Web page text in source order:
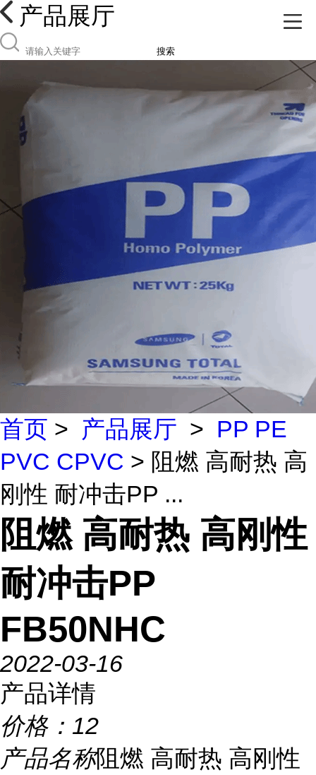
产品展厅
搜索
首页 > 产品展厅 > PP PE
PVC CPVC > 阻燃 高耐热 高
刚性 耐冲击PP ...
阻燃 高耐热 高刚性
耐冲击PP
FB50NHC
2022-03-16
产品详情
价格： 12
产品名称阻燃 高耐热 高刚性